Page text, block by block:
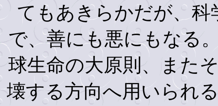
てもあきらかだが、
で、善にも悪にもなる
球生命の大原則、また
壊する方向へ用いられ